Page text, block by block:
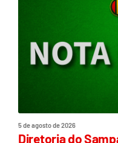
5 de agosto de 2026
Diretoria do